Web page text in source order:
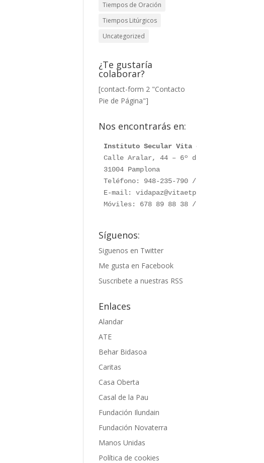
Tiempos de Oración
Tiempos Litúrgicos
Uncategorized
¿Te gustaría
colaborar?
[contact-form 2 "Contacto
Pie de Página"]
Nos encontrarás en:
Instituto Secular Vita et Pax
Calle Aralar, 44 – 6º dcha.
31004 Pamplona
Teléfono: 948-235-790 / 948-230-787
E-mail: vidapaz@vitaetpax.org
Móviles: 678 89 88 38 /  660 76 91 28
Síguenos:
Siguenos en Twitter
Me gusta en Facebook
Suscribete a nuestras RSS
Enlaces
Alandar
ATE
Behar Bidasoa
Caritas
Casa Oberta
Casal de la Pau
Fundación Ilundain
Fundación Novaterra
Manos Unidas
Política de cookies